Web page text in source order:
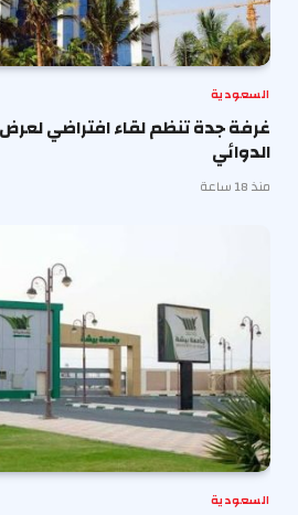
السعودية
غرفة جدة تنظم لقاء افتراضي لعرض
الدوائي
منذ 18 ساعة
السعودية